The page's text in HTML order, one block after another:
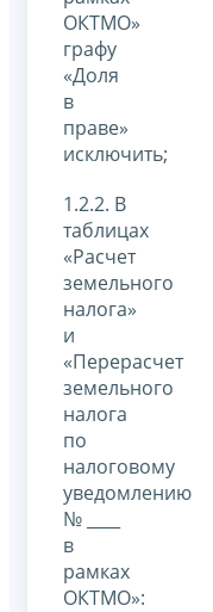
ОКТМО»
графу
«Доля
в
праве»
исключить;
1.2.2. В
таблицах
«Расчет
земельного
налога»
и
«Перерасчет
земельного
налога
по
налоговому
уведомлению
№ ____
в
рамках
ОКТМО»: